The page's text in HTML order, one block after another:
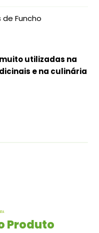
Funcho
utilizadas na
e na culinária
Produto